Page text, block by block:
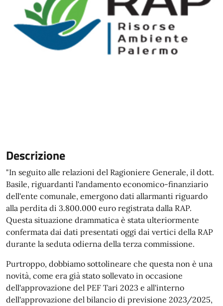
Descrizione
"In seguito alle relazioni del Ragioniere Generale, il dott.
Basile, riguardanti l'andamento economico-finanziario
dell'ente comunale, emergono dati allarmanti riguardo
alla perdita di 3.800.000 euro registrata dalla RAP.
Questa situazione drammatica è stata ulteriormente
confermata dai dati presentati oggi dai vertici della RAP
durante la seduta odierna della terza commissione.
Purtroppo, dobbiamo sottolineare che questa non è una
novità, come era già stato sollevato in occasione
dell'approvazione del PEF Tari 2023 e all'interno
dell'approvazione del bilancio di previsione 2023/2025,